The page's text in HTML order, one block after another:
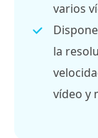
varios
la
vídeo y